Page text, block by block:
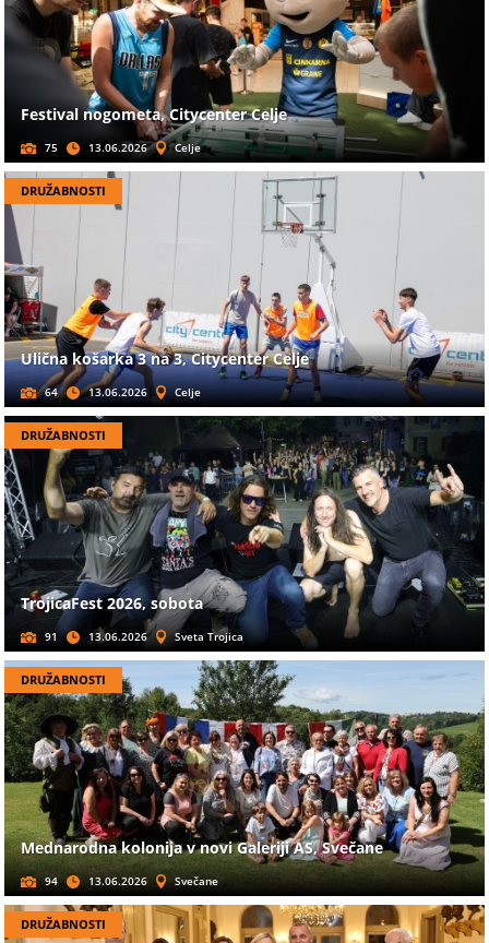
Festival nogometa, Citycenter Celje
75 13.06.2026 Celje
DRUŽABNOSTI
Ulična košarka 3 na 3, Citycenter Celje
64 13.06.2026 Celje
DRUŽABNOSTI
TrojicaFest 2026, sobota
91 13.06.2026 Sveta Trojica
DRUŽABNOSTI
Mednarodna kolonija v novi Galeriji AS, Svečane
94 13.06.2026 Svečane
DRUŽABNOSTI